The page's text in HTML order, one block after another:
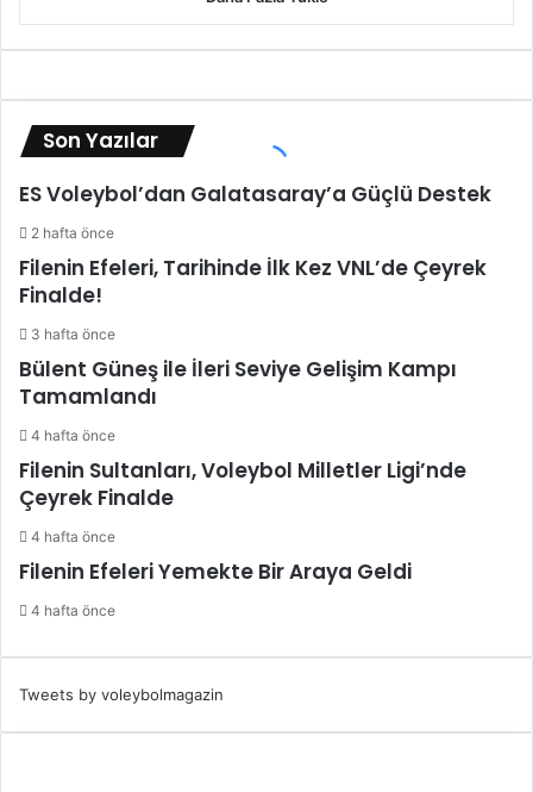
Son Yazılar
ES Voleybol’dan Galatasaray’a Güçlü Destek
2 hafta önce
Filenin Efeleri, Tarihinde İlk Kez VNL’de Çeyrek
Finalde!
3 hafta önce
Bülent Güneş ile İleri Seviye Gelişim Kampı
Tamamlandı
4 hafta önce
Filenin Sultanları, Voleybol Milletler Ligi’nde
Çeyrek Finalde
4 hafta önce
Filenin Efeleri Yemekte Bir Araya Geldi
4 hafta önce
Tweets by voleybolmagazin